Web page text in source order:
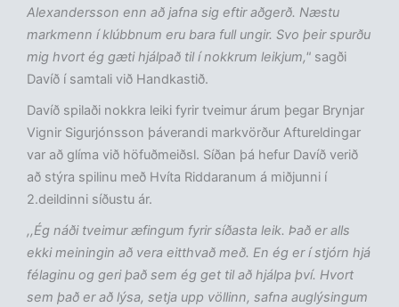
Alexandersson enn að jafna sig eftir aðgerð. Næstu
markmenn í klúbbnum eru bara full ungir. Svo þeir spurðu
mig hvort ég gæti hjálpað til í nokkrum leikjum," sagði
Davíð í samtali við Handkastið.
Davíð spilaði nokkra leiki fyrir tveimur árum þegar Brynjar
Vignir Sigurjónsson þáverandi markvörður Aftureldingar
var að glíma við höfuðmeiðsl. Síðan þá hefur Davíð verið
að stýra spilinu með Hvíta Riddaranum á miðjunni í
2.deildinni síðustu ár.
,,Ég náði tveimur æfingum fyrir síðasta leik. Það er alls
ekki meiningin að vera eitthvað með. En ég er í stjórn hjá
félaginu og geri það sem ég get til að hjálpa því. Hvort
sem það er að lýsa, setja upp völlinn, safna auglýsingum